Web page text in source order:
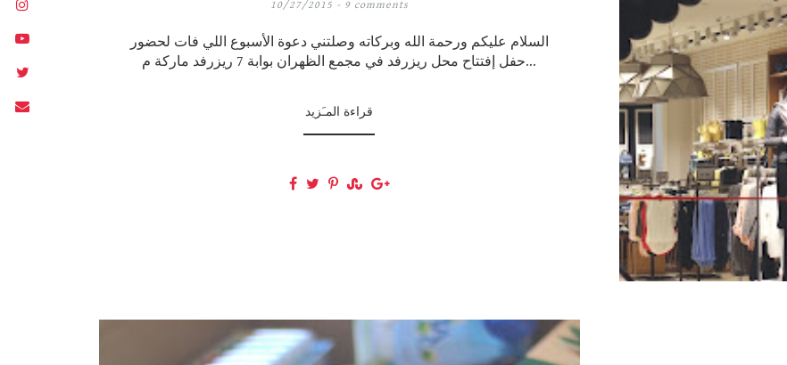
10/27/2015 - 9 comments
السلام عليكم ورحمة الله وبركاته وصلتني دعوة الأسبوع اللي فات لحضور
حفل إفتتاح محل ريزرفد في مجمع الظهران بوابة 7 ريزرفد ماركة م...
قراءة المـَزيد